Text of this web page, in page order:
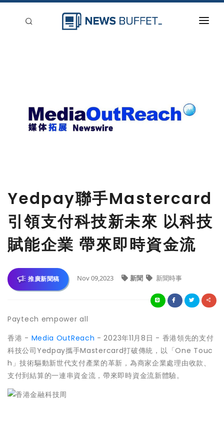
刊登
Yedpay聯手Mastercard
引領支付科技新未來 以科技
賦能企業 帶來即時資金流
推廣新聞稿 Nov 09,2023 新聞 新聞時事
Paytech empower all
香港 - Media OutReach - 2023年11月8日 - 香港領先的支付
科技公司Yedpay攜手Mastercard打破傳統，以「One Touc
h」技術驅動新世代支付產業的革新，為商家企業處理由收款、
支付到結算的一連串資金流，帶來即時資金流新體驗。